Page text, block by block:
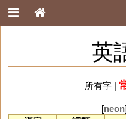
英
所有字|
[neon